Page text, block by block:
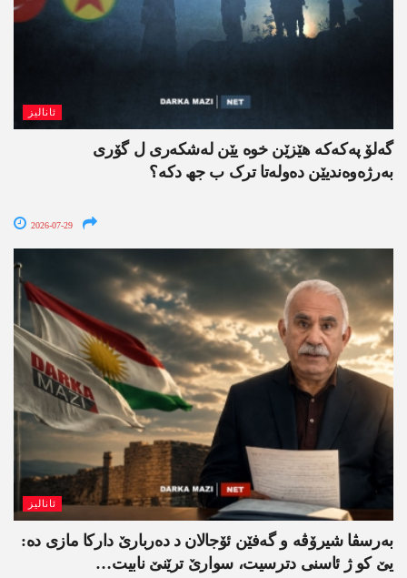
ئانالیز
گەلۆ پەکەکە ھێزێن خوە یێن لەشکەری ل گۆری
بەرژەوەندیێن دەولەتا ترک ب جھ دکە؟
2026-07-29
ئانالیز
بەرسڤا شیرۆڤە و گەفێن ئۆجالان د دەربارێ دارکا مازی دە:
یێ کو ژ ئاسنی دترسیت، سوارێ ترێنێ نابیت…